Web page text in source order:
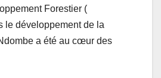
Forestier (
le développement de la
a été au cœur des